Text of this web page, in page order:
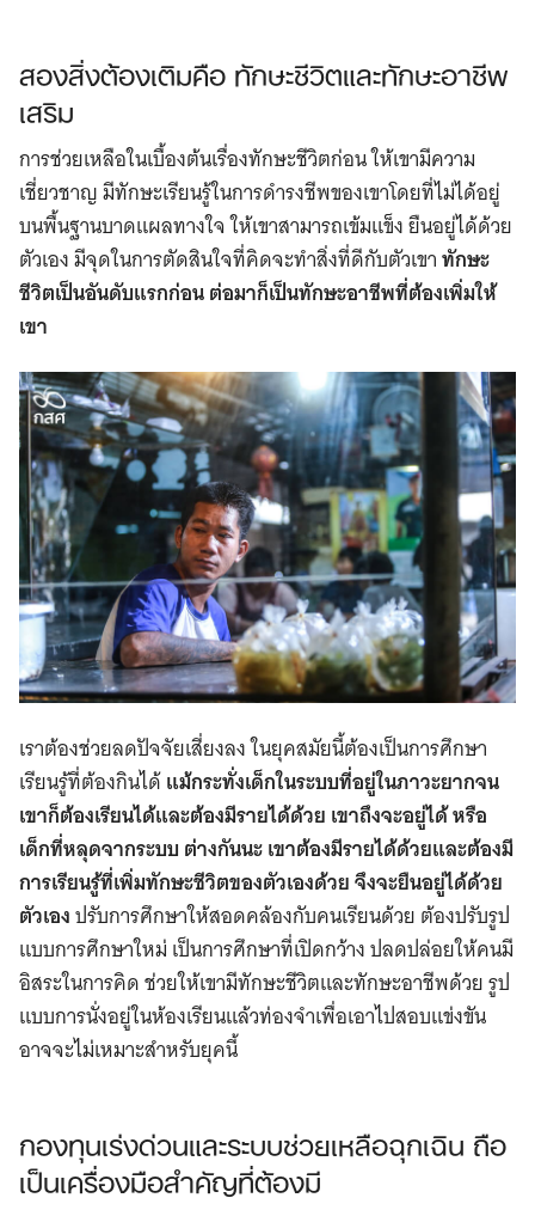
สองสิ่งต้องเติมคือ ทักษะชีวิตและทักษะอาชีพ
เสริม
การช่วยเหลือในเบื้องต้นเรื่องทักษะชีวิตก่อน ให้เขามีความ
เชี่ยวชาญ มีทักษะเรียนรู้ในการดำรงชีพของเขาโดยที่ไม่ได้อยู่
บนพื้นฐานบาดแผลทางใจ ให้เขาสามารถเข้มแข็ง ยืนอยู่ได้ด้วย
ตัวเอง มีจุดในการตัดสินใจที่คิดจะทำสิ่งที่ดีกับตัวเขาทักษะ
ชีวิตเป็นอันดับแรกก่อน ต่อมาก็เป็นทักษะอาชีพที่ต้องเพิ่มให้
เขา
เราต้องช่วยลดปัจจัยเสี่ยงลง ในยุคสมัยนี้ต้องเป็นการศึกษา
เรียนรู้ที่ต้องกินได้แม้กระทั่งเด็กในระบบที่อยู่ในภาวะยากจน
เขาก็ต้องเรียนได้และต้องมีรายได้ด้วย เขาถึงจะอยู่ได้ หรือ
เด็กที่หลุดจากระบบ ต่างกันนะ เขาต้องมีรายได้ด้วยและต้องมี
การเรียนรู้ที่เพิ่มทักษะชีวิตของตัวเองด้วย จึงจะยืนอยู่ได้ด้วย
ตัวเองปรับการศึกษาให้สอดคล้องกับคนเรียนด้วย ต้องปรับรูป
แบบการศึกษาใหม่ เป็นการศึกษาที่เปิดกว้าง ปลดปล่อยให้คนมี
อิสระในการคิด ช่วยให้เขามีทักษะชีวิตและทักษะอาชีพด้วย รูป
แบบการนั่งอยู่ในห้องเรียนแล้วท่องจำเพื่อเอาไปสอบแข่งขัน
อาจจะไม่เหมาะสำหรับยุคนี้
กองทุนเร่งด่วนและระบบช่วยเหลือฉุกเฉิน ถือ
เป็นเครื่องมือสำคัญที่ต้องมี